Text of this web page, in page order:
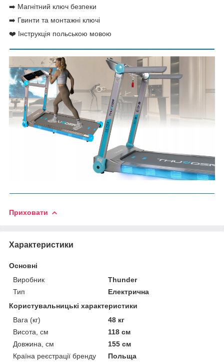
➡️ Магнітний ключ безпеки
➡️ Гвинти та монтажні ключі
❤️ Інструкція польською мовою
Приховати
Характеристики
Основні
Виробник
Thunder
Тип
Електрична
Користувальницькі характеристики
Вага (кг)
48 кг
Висота, см
118 см
Довжина, см
155 см
Країна реєстрації бренду
Польща